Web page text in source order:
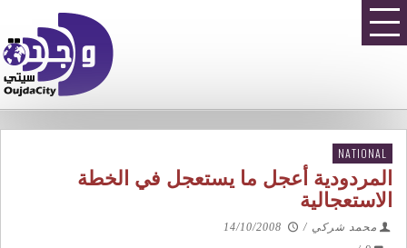
NATIONAL
المردودية أعجل ما يستعجل في الخطة
الاستعجالية
محمد شركي /
14/10/2008